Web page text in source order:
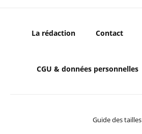
La rédaction Contact
CGU & données personnelles
Guide des tailles